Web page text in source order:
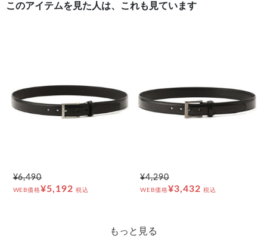
このアイテムを見た人は、これも見ています
¥6,490
WEB価格¥5,192 税込
¥4,290
WEB価格¥3,432 税込
もっと見る